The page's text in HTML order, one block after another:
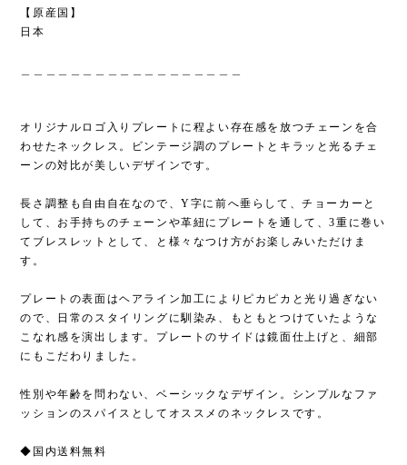
【原産国】
日本
オリジナルロゴ入りプレートに程よい存在感を放つチェーンを合
わせたネックレス。ビンテージ調のプレートとキラッと光るチェ
ーンの対比が美しいデザインです。
長さ調整も自由自在なので、Y字に前へ垂らして、チョーカーと
して、お手持ちのチェーンや革紐にプレートを通して、3重に巻い
てブレスレットとして、と様々なつけ方がお楽しみいただけま
す。
プレートの表面はヘアライン加工によりピカピカと光り過ぎない
ので、日常のスタイリングに馴染み、もともとつけていたような
こなれ感を演出します。プレートのサイドは鏡面仕上げと、細部
にもこだわりました。
性別や年齢を問わない、ベーシックなデザイン。シンプルなファ
ッションのスパイスとしてオススメのネックレスです。
◆国内送料無料